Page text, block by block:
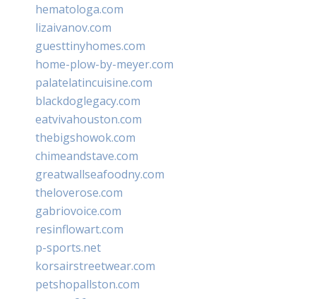
hematologa.com
lizaivanov.com
guesttinyhomes.com
home-plow-by-meyer.com
palatelatincuisine.com
blackdoglegacy.com
eatvivahouston.com
thebigshowok.com
chimeandstave.com
greatwallseafoodny.com
theloverose.com
gabriovoice.com
resinflowart.com
p-sports.net
korsairstreetwear.com
petshopallston.com